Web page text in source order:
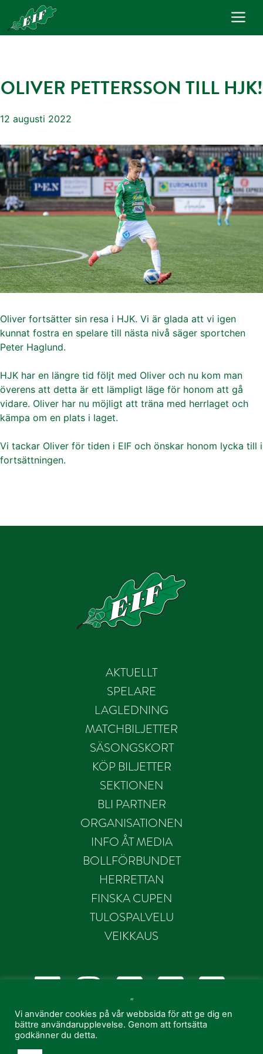
innehåll
OLIVER PETTERSSON TILL HJK!
12 augusti 2022
Oliver fortsätter sin resa i HJK. Vi är glada att vi igen
kunnat fostra en spelare till nästa nivå säger sportchen
Peter Haglund.
HJK har en längre tid följt med Oliver och nu kom man
överens att detta är ett lämpligt läge för honom att gå
vidare. Oliver har nu möjligt att träna med herrlaget och
kämpa om en plats i laget.
Vi tackar Oliver för tiden i EIF och önskar honom lycka till i
fortsättningen.
AKTUELLT
SPELARE
LAGLEDNING
MATCHBILJETTER
SÄSONGSKORT
KÖP BILJETTER
SEKTIONEN
BLI PARTNER
ORGANISATIONEN
INFO ÅT MEDIA
BOLLFÖRBUNDET
HERRETTAN
FINSKA CUPEN
TULOSPALVELU
VEIKKAUS
“
Vi använder cookies på vår webbsida för att ge dig en
bättre användarupplevelse. Genom att fortsätta
godkänner du detta.